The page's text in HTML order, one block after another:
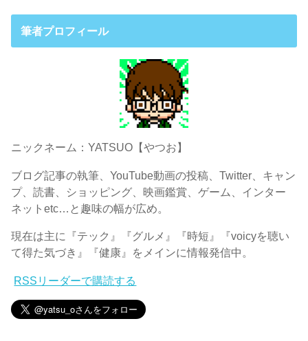
筆者プロフィール
ニックネーム：YATSUO【やつお】
ブログ記事の執筆、YouTube動画の投稿、Twitter、キャン
プ、読書、ショッピング、映画鑑賞、ゲーム、インター
ネットetc…と趣味の幅が広め。
現在は主に『テック』『グルメ』『時短』『voicyを聴い
て得た気づき』『健康』をメインに情報発信中。
RSSリーダーで購読する